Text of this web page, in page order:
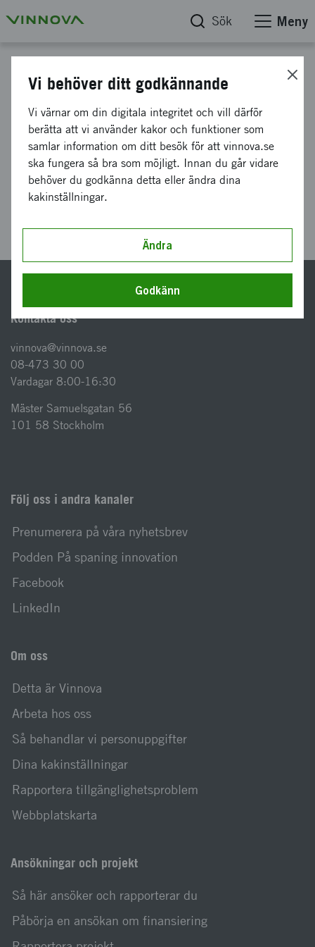
Sök Meny
Skapa din förhandsgranskning
under denna sida
Senast uppdaterad 17 februari 2026
Kontakta oss
vinnova@vinnova.se
08-473 30 00
Vardagar 8:00-16:30
Mäster Samuelsgatan 56
101 58 Stockholm
Följ oss i andra kanaler
Prenumerera på våra nyhetsbrev
Podden På spaning innovation
Facebook
LinkedIn
Om oss
Detta är Vinnova
Arbeta hos oss
Så behandlar vi personuppgifter
Dina kakinställningar
Rapportera tillgänglighetsproblem
Webbplatskarta
Ansökningar och projekt
Så här ansöker och rapporterar du
Påbörja en ansökan om finansiering
Vi behöver ditt godkännande
Vi värnar om din digitala integritet och vill därför
berätta att vi använder kakor och funktioner som
samlar information om ditt besök för att vinnova.se
ska fungera så bra som möjligt. Innan du går vidare
behöver du godkänna detta eller ändra dina
kakinställningar.
Ändra
Godkänn